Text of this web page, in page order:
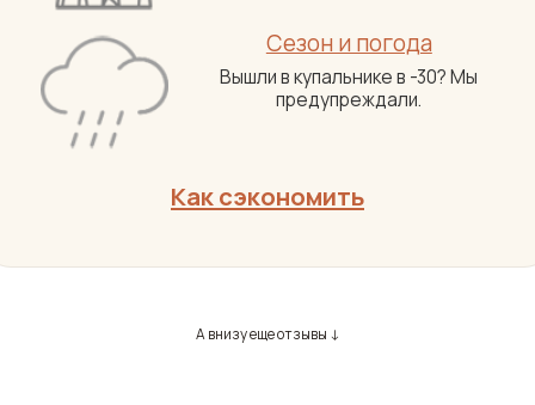
Сезон и погода
Вышли в купальнике в -30? Мы
предупреждали.
Как сэкономить
А внизу еще отзывы ↓